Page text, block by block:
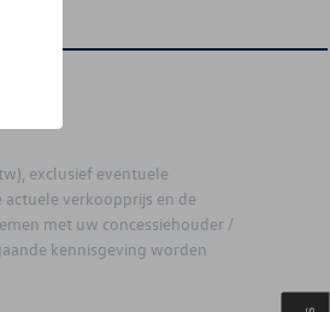
exclusief eventuele
verkoopprijs en de
met uw concessiehouder /
kennisgeving worden